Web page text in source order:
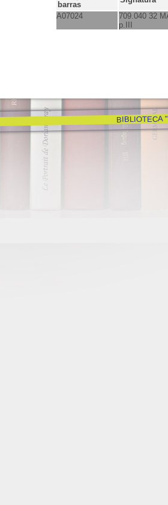
barras
A07024
709.040 32
p.III
BIBLIOTECA